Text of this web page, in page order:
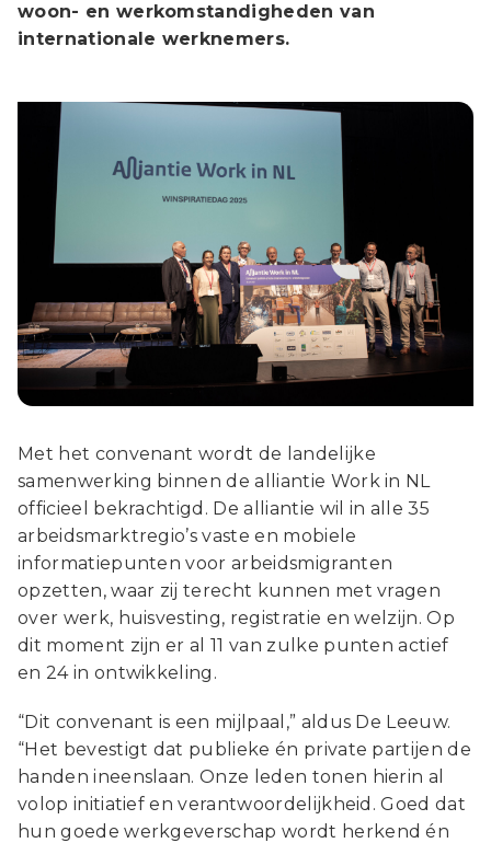
woon- en werkomstandigheden van
internationale werknemers.
Met het convenant wordt de landelijke
samenwerking binnen de alliantie Work in NL
officieel bekrachtigd. De alliantie wil in alle 35
arbeidsmarktregio’s vaste en mobiele
informatiepunten voor arbeidsmigranten
opzetten, waar zij terecht kunnen met vragen
over werk, huisvesting, registratie en welzijn. Op
dit moment zijn er al 11 van zulke punten actief
en 24 in ontwikkeling.
“Dit convenant is een mijlpaal,” aldus De Leeuw.
“Het bevestigt dat publieke én private partijen de
handen ineenslaan. Onze leden tonen hierin al
volop initiatief en verantwoordelijkheid. Goed dat
hun goede werkgeverschap wordt herkend én